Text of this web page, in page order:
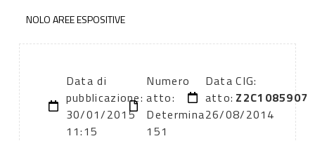
NOLO AREE ESPOSITIVE
Data di
pubblicazione:
30/01/2015
11:15
Numero
atto:
Determina
151
Data
atto:
26/08/2014
CIG:
Z2C1085907